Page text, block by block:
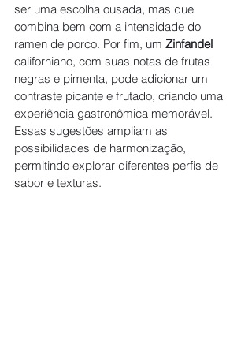
ser uma escolha ousada, mas que
combina bem com a intensidade do
ramen de porco. Por fim, um Zinfandel
californiano, com suas notas de frutas
negras e pimenta, pode adicionar um
contraste picante e frutado, criando uma
experiência gastronômica memorável.
Essas sugestões ampliam as
possibilidades de harmonização,
permitindo explorar diferentes perfis de
sabor e texturas.